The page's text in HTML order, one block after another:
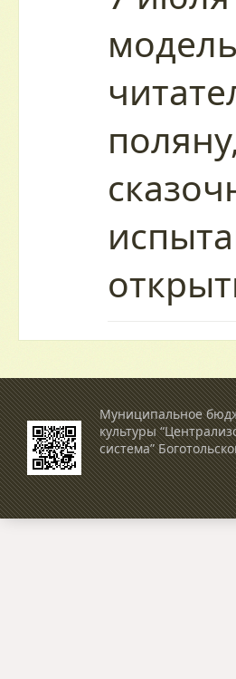
Муниципальное
культуры
система”